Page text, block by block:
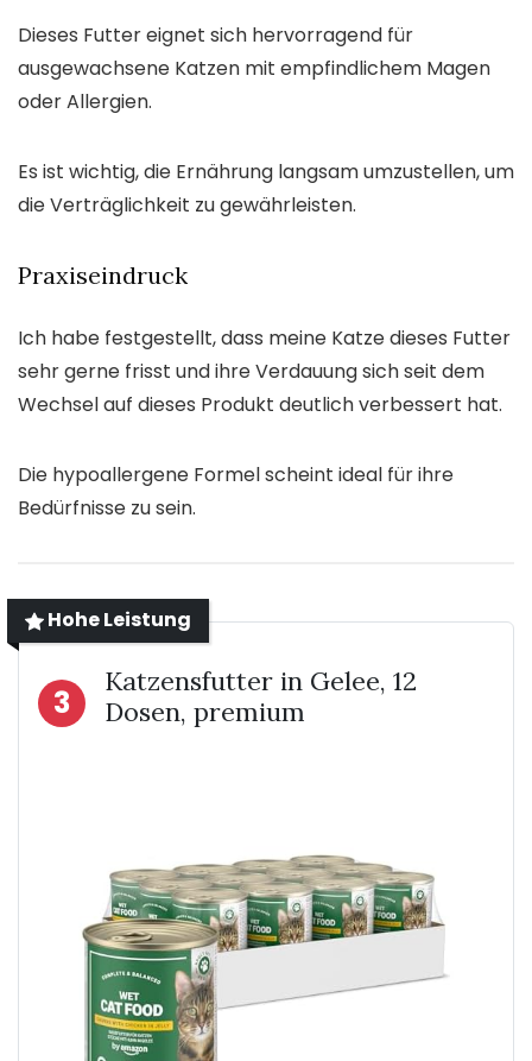
Dieses Futter eignet sich hervorragend für
ausgewachsene Katzen mit empfindlichem Magen
oder Allergien.
Es ist wichtig, die Ernährung langsam umzustellen, um
die Verträglichkeit zu gewährleisten.
Praxiseindruck
Ich habe festgestellt, dass meine Katze dieses Futter
sehr gerne frisst und ihre Verdauung sich seit dem
Wechsel auf dieses Produkt deutlich verbessert hat.
Die hypoallergene Formel scheint ideal für ihre
Bedürfnisse zu sein.
Hohe Leistung
3
Katzensfutter in Gelee, 12
Dosen, premium